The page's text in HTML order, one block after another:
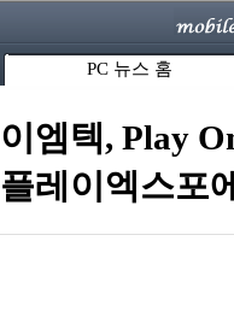
PC 뉴스 홈
이엠텍, Play
플레이엑스포